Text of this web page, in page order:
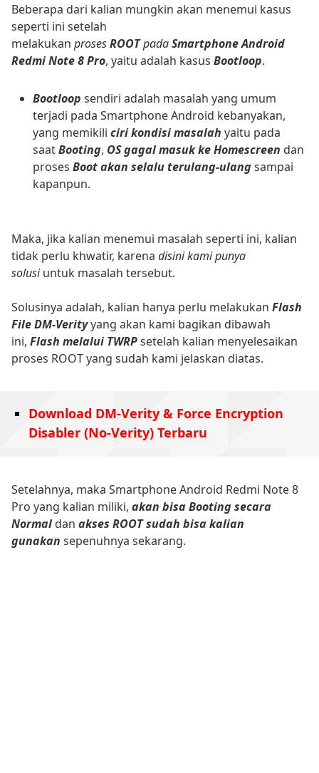
Beberapa dari kalian mungkin akan menemui kasus
seperti ini setelah
melakukan prosesROOTpadaSmartphone Android
Redmi Note 8 Pro, yaitu adalah kasus Bootloop.
Bootloop sendiri adalah masalah yang umum
terjadi pada Smartphone Android kebanyakan,
yang memikili ciri kondisi masalah yaitu pada
saatBooting, OS gagal masuk ke Homescreen dan
proses Boot akan selalu terulang-ulangsampai
kapanpun.
Maka, jika kalian menemui masalah seperti ini, kalian
tidak perlu khwatir, karena disini kami punya
solusiuntuk masalah tersebut.
Solusinya adalah, kalian hanya perlu melakukan Flash
File DM-Verityyang akan kami bagikan dibawah
ini, Flash melalui TWRPsetelah kalian menyelesaikan
proses ROOT yang sudah kami jelaskan diatas.
Download DM-Verity & Force Encryption
Disabler (No-Verity) Terbaru
Setelahnya, maka Smartphone Android Redmi Note 8
Pro yang kalian miliki, akan bisa Booting secara
Normal dan akses ROOT sudah bisa kalian
gunakan sepenuhnya sekarang.